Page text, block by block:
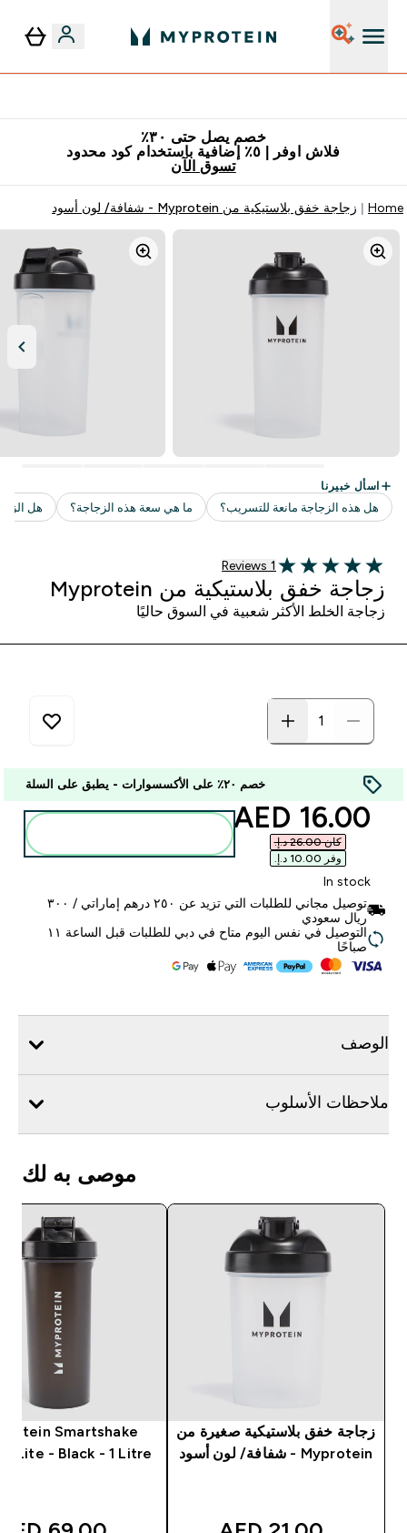
خصم يصل حتى ٣٠٪
فلاش اوفر | ٥٪ إضافية باستخدام كود محدود
تسوق الآن
Home زجاجة خفق بلاستيكية من Myprotein - شفافة/ لون أسود
5 out of 5 stars
1 customer reviews
1 Reviews
زجاجة خفق بلاستيكية من Myprotein
زجاجة الخلط الأكثر شعبية في السوق حاليًا
خصم ٢٠٪ على الأكسسوارات - يطبق على السلة
discounted price
16.00 AED‎
كان ‏26.00 د.إ.‏‎
وفر ‏10.00 د.إ.‏‎
In stock
توصيل مجاني للطلبات التي تزيد عن ٢٥٠ درهم إماراتي / ٣٠٠
ريال سعودي
التوصيل في نفس اليوم متاح في دبي للطلبات قبل الساعة ١١
صباحًا
الوصف
ملاحظات الأسلوب
موصى به لك
زجاجة خفق بلاستيكية صغيرة من
Myprotein - شفافة/ لون أسود
Smartshake
Lite - Black - 1 Litre